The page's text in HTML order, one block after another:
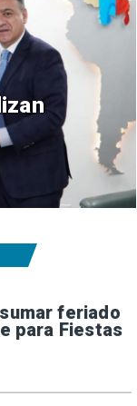
de
feriado
para Fiestas